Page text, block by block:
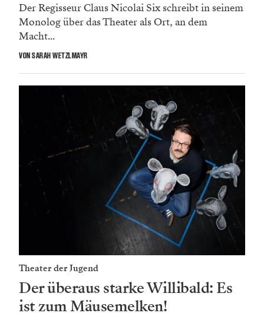
Der Regisseur Claus Nicolai Six schreibt in seinem
Monolog über das Theater als Ort, an dem
Macht...
VON SARAH WETZLMAYR
Theater der Jugend
Der überaus starke Willibald: Es
ist zum Mäusemelken!